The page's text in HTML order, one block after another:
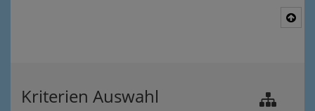
Kriterien Auswahl